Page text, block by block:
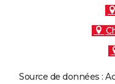
Source de données :